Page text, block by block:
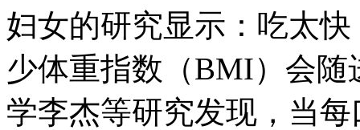
妇女的研究显示：吃太
少体重指数（BMI）会
学李杰等研究发现，当